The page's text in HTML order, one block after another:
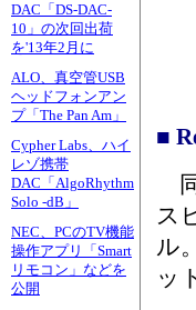
DAC「DS-DAC-
10」の次回出荷
を'13年2月に
ALO、真空管USB
ヘッドフォンアン
プ「The Pan Am」
Cypher Labs、ハイ
レゾ携帯
DAC「AlgoRhythm
Solo -dB」
NEC、PCのTV機能
操作アプリ「Smart
リモコン」などを
公開
■
ス
ル
ッ